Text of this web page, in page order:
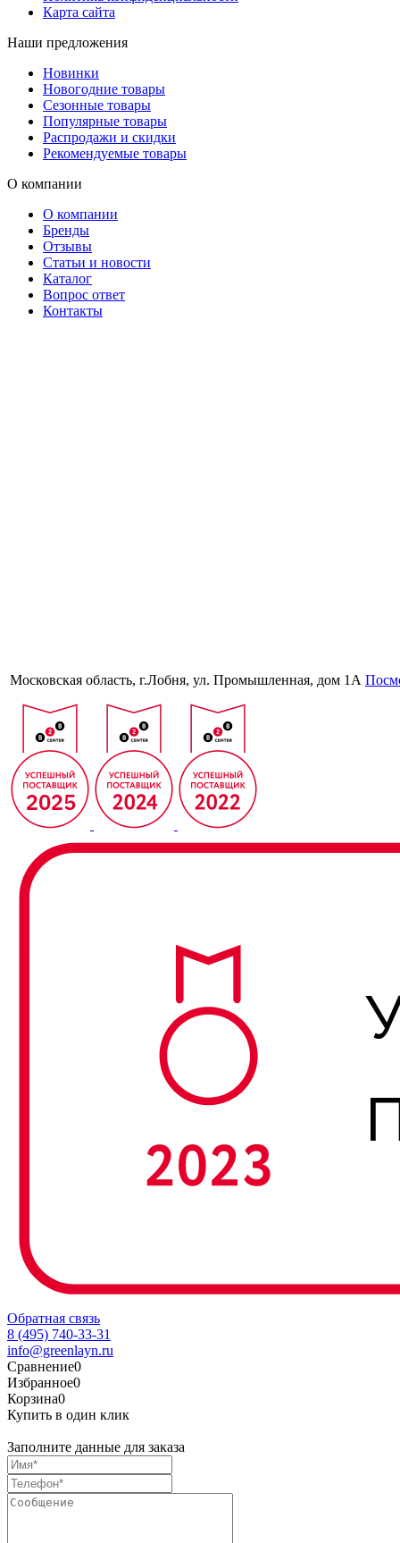
Карта сайта
Наши предложения
Новинки
Новогодние товары
Сезонные товары
Популярные товары
Распродажи и скидки
Рекомендуемые товары
О компании
О компании
Бренды
Отзывы
Статьи и новости
Каталог
Вопрос ответ
Контакты
Московская область, г.Лобня, ул. Промышленная, дом 1А
Обратная связь
8 (495) 740-33-31
info@greenlayn.ru
Сравнение0
Избранное0
Корзина0
Купить в один клик
Заполните данные для заказа